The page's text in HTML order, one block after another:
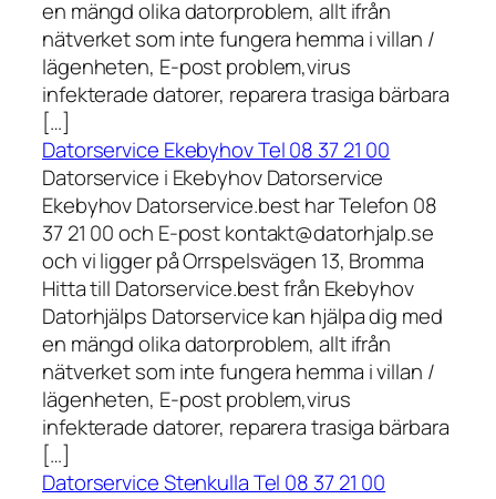
en mängd olika datorproblem, allt ifrån
nätverket som inte fungera hemma i villan /
lägenheten, E-post problem,virus
infekterade datorer, reparera trasiga bärbara
[…]
Datorservice Ekebyhov Tel 08 37 21 00
Datorservice i Ekebyhov Datorservice
Ekebyhov Datorservice.best har Telefon 08
37 21 00 och E-post kontakt@datorhjalp.se
och vi ligger på Orrspelsvägen 13, Bromma
Hitta till Datorservice.best från Ekebyhov
Datorhjälps Datorservice kan hjälpa dig med
en mängd olika datorproblem, allt ifrån
nätverket som inte fungera hemma i villan /
lägenheten, E-post problem,virus
infekterade datorer, reparera trasiga bärbara
[…]
Datorservice Stenkulla Tel 08 37 21 00